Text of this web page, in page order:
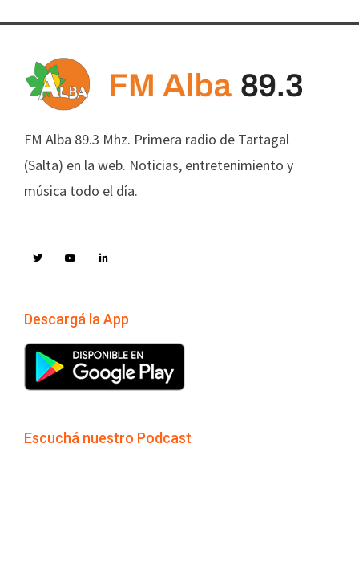
FM Alba 89.3 Mhz. Primera radio de Tartagal
(Salta) en la web. Noticias, entretenimiento y
música todo el día.
Descargá la App
Escuchá nuestro Podcast